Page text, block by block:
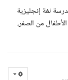
لغة إنجليزية
من الصفر،